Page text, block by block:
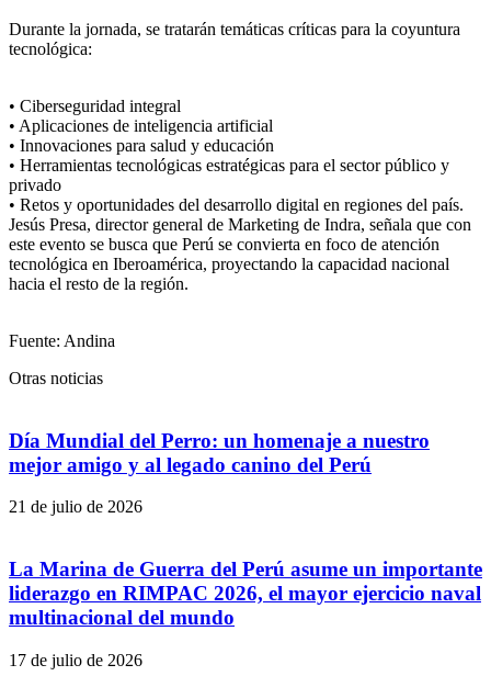
Durante la jornada, se tratarán temáticas críticas para la coyuntura
tecnológica:
• Ciberseguridad integral
• Aplicaciones de inteligencia artificial
• Innovaciones para salud y educación
• Herramientas tecnológicas estratégicas para el sector público y
privado
• Retos y oportunidades del desarrollo digital en regiones del país.
Jesús Presa, director general de Marketing de Indra, señala que con
este evento se busca que Perú se convierta en foco de atención
tecnológica en Iberoamérica, proyectando la capacidad nacional
hacia el resto de la región.
Fuente: Andina
Otras noticias
Día Mundial del Perro: un homenaje a nuestro
mejor amigo y al legado canino del Perú
21 de julio de 2026
La Marina de Guerra del Perú asume un importante
liderazgo en RIMPAC 2026, el mayor ejercicio naval
multinacional del mundo
17 de julio de 2026